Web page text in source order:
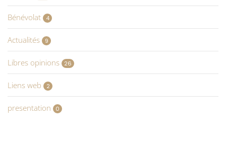
Bénévolat 4
Actualités 9
Libres opinions 26
Liens web 2
presentation 0